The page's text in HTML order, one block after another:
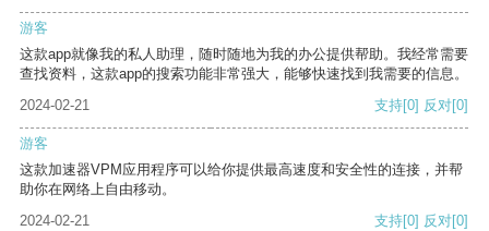
游客
这款app就像我的私人助理，随时随地为我的办公提供帮助。我经常需要
查找资料，这款app的搜索功能非常强大，能够快速找到我需要的信息。
2024-02-21
支持[0] 反对[0]
游客
这款加速器VPM应用程序可以给你提供最高速度和安全性的连接，并帮
助你在网络上自由移动。
2024-02-21
支持[0] 反对[0]